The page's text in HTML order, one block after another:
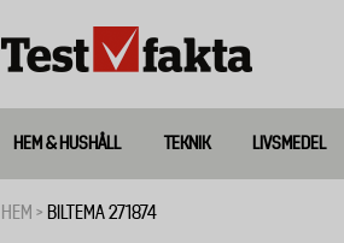
Huvudmeny
ny
HEM & HUSHÅLL TEKNIK LIVSMEDEL
HEM BILTEMA 271874